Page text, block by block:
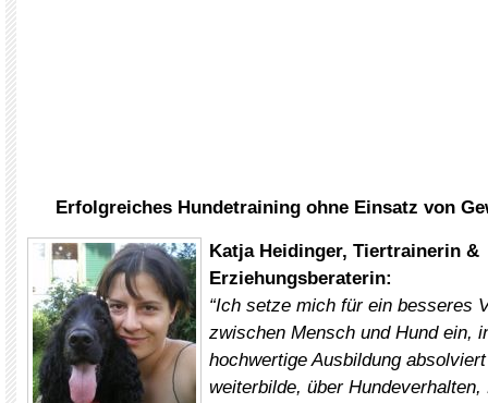
Erfolgreiches Hundetraining ohne Einsatz von
Katja Heidinger, Tiertrainerin &
Erziehungsberaterin:
“Ich setze mich für ein besseres
zwischen Mensch und Hund ein,
hochwertige Ausbildung
weiterbilde, über